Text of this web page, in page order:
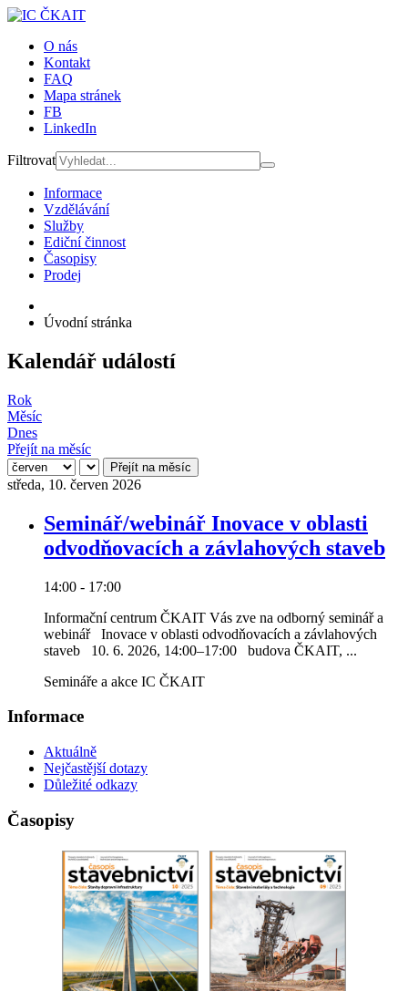
O nás
Kontakt
FAQ
Mapa stránek
FB
LinkedIn
Filtrovat
Informace
Vzdělávání
Služby
Ediční činnost
Časopisy
Prodej
Úvodní stránka
Kalendář událostí
Rok
Měsíc
Dnes
Přejít na měsíc
Přejít na měsíc
středa, 10. červen 2026
Seminář/webinář Inovace v oblasti
odvodňovacích a závlahových staveb
14:00 - 17:00
Informační centrum ČKAIT Vás zve na odborný seminář a
webinář Inovace v oblasti odvodňovacích a závlahových
staveb 10. 6. 2026, 14:00–17:00 budova ČKAIT, ...
Semináře a akce IC ČKAIT
Informace
Aktuálně
Nejčastější dotazy
Důležité odkazy
Časopisy